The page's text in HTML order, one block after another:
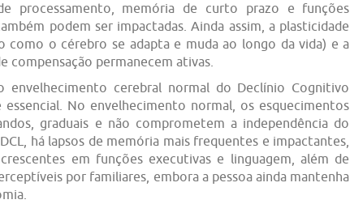
processamento, memória de curto prazo e funções
podem ser impactadas. Ainda assim, a plasticidade
como o cérebro se adapta e muda ao longo da vida) e a
compensação permanecem ativas.
envelhecimento cerebral normal do Declínio Cognitivo
essencial. No envelhecimento normal, os esquecimentos
graduais e não comprometem a independência do
há lapsos de memória mais frequentes e impactantes,
em funções executivas e linguagem, além de
por familiares, embora a pessoa ainda mantenha